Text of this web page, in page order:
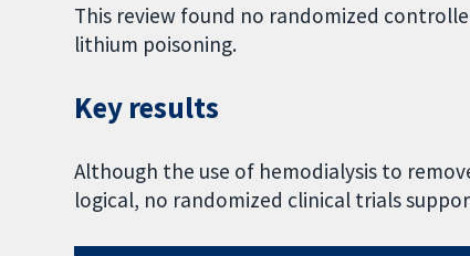
This review found no randomized
lithium poisoning.
Key results
Although the use of hemodialysis to
logical, no randomized clinical trials